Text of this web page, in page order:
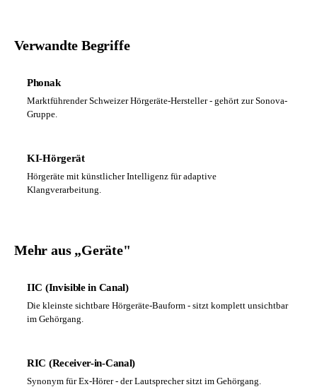
Verwandte Begriffe
Phonak
Marktführender Schweizer Hörgeräte-Hersteller - gehört zur Sonova-
Gruppe.
KI-Hörgerät
Hörgeräte mit künstlicher Intelligenz für adaptive
Klangverarbeitung.
Mehr aus „Geräte"
IIC (Invisible in Canal)
Die kleinste sichtbare Hörgeräte-Bauform - sitzt komplett unsichtbar
im Gehörgang.
RIC (Receiver-in-Canal)
Synonym für Ex-Hörer - der Lautsprecher sitzt im Gehörgang.